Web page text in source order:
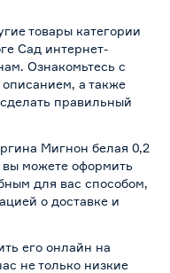
товары категории
Сад интернет-
Ознакомьтесь с
а также
правильный
Мигнон белая 0,2
вы можете оформить
для вас способом,
о доставке и
его онлайн на
не только низкие